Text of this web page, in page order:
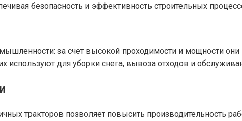
безопасность и эффективность строительных
за счет высокой проходимости и мощности
используют для уборки снега, вывоза отходов и
тракторов позволяет повысить производительность